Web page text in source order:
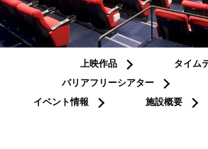
上映作品
タイム
バリアフリーシアター
イベント情報
施設概要